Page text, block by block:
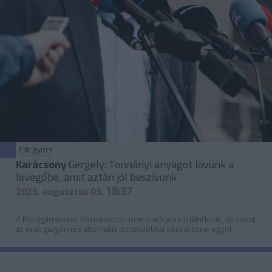
Esti gyors
KarácsonyGergely: Tonnányi anyagot lövünk a
levegőbe, amit aztán jól beszívunk
A főpolgármester közismerten nem barátja a tűzijátéknak, de most
az energiaigényes alternatív attrakciókkal sem értene egyet.